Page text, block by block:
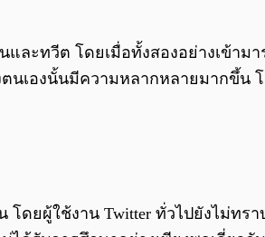
และทวีต โดยเมื่อทั้งสองอย่างเข้าม
ตนเองนั้นมีความหลากหลายมากขึ้น
ดยผู้ใช้งาน Twitter ทั่วไปยังไม่ทรา